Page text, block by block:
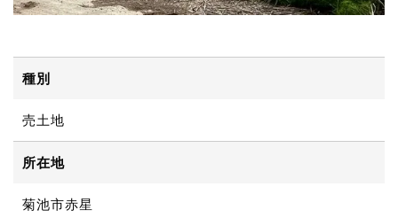
種別
売土地
所在地
菊池市赤星